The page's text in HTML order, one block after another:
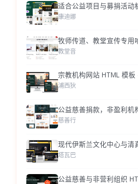
适合公益项目与募捐活动
康迪娜
牧师传道、教堂宣传专用
教堂音
宗教机构网站 HTML 模
浦西狄
公益慈善捐款，非盈利机
慈善行
现代伊斯兰文化中心与清
塔瓦巴
公益慈善与非营利组织